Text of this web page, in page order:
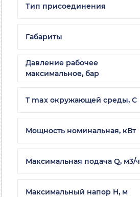
Тип присоединения
Габариты
Давление рабочее
максимальное, бар
T max окружающей среды, С
Мощность номинальная, кВт
Максимальная подача Q, м3/ч
Максимальный напор H, м